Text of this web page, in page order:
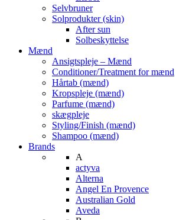
Selvbruner
Solprodukter (skin)
After sun
Solbeskyttelse
Mænd
Ansigtspleje – Mænd
Conditioner/Treatment for mænd
Hårtab (mænd)
Kropspleje (mænd)
Parfume (mænd)
skægpleje
Styling/Finish (mænd)
Shampoo (mænd)
Brands
A
actyva
Alterna
Angel En Provence
Australian Gold
Aveda